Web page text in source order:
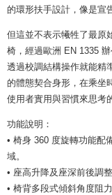
的環形扶手設計，像是宣
但這並不表示犧牲了最原
椅，經過歐洲 EN 1335
透過校調結構操作就能精
的體態契合身形，在乘坐
使用者實用與習慣來思考
功能說明：
• 椅身 360 度旋轉功能配
域。
• 座高升降及座深前後調
• 椅背多段式傾斜角度阻